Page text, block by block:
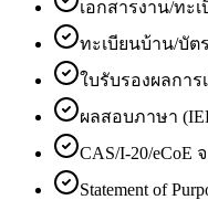
เอกสารงาน/ทะ
ทะเบียนบ้าน/บัต
ใบรับรองผลการ
ผลสอบภาษา
CAS/I-20/eCoE
Statement of